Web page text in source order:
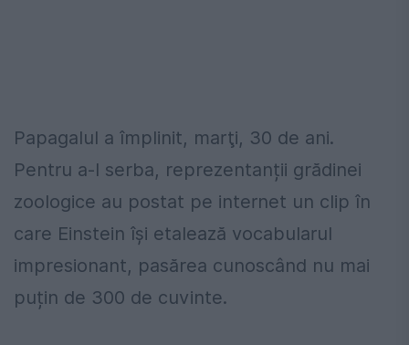
Papagalul a împlinit, marţi, 30 de ani.
Pentru a-l serba, reprezentanții grădinei
zoologice au postat pe internet un clip în
care Einstein îşi etalează vocabularul
impresionant, pasărea cunoscând nu mai
puțin de 300 de cuvinte.